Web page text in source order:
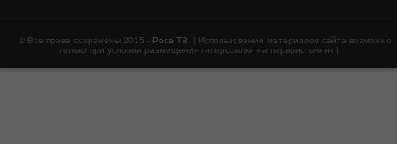
© Все права сохранены 2015 - Роса ТВ . | Использование материалов сайта возможно
только при условии размещения гиперссылки на первоисточник |